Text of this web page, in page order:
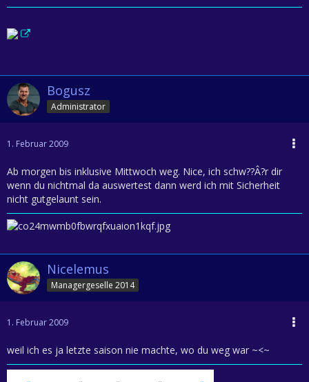
Bogusz
Administrator
1. Februar 2009
Ab morgen bis inklusive Mittwoch weg. Nice, ich schw??Â?r dir
wenn du nichtmal da auswertest dann werd ich mit Sicherheit
nicht gutgelaunt sein.
Nicelemus
Managergeselle 2014
1. Februar 2009
weil ich es ja letzte saison nie machte, wo du weg war ~<~